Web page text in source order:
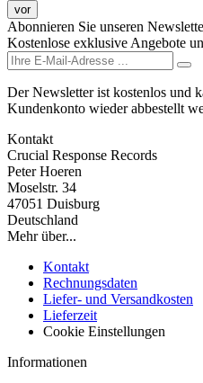
vor
Abonnieren Sie unseren
Kostenlose exklusive Angebote
Der Newsletter ist kostenlos und
Kundenkonto wieder abbestellt
Kontakt
Crucial Response Records
Peter Hoeren
Moselstr. 34
47051 Duisburg
Deutschland
Mehr über...
Kontakt
Rechnungsdaten
Liefer- und Versandkosten
Lieferzeit
Cookie Einstellungen
Informationen